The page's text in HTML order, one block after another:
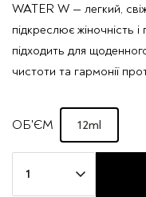
WATER W — легкий,
підкреслює жіночність
підходить для
чистоти та гармонії
ОБ'ЄМ 12ml